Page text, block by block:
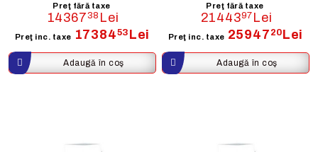
Preţ fără taxe
1436738 Lei
Preţ inc. taxe 1738453 Lei
Preţ fără taxe
2144397 Lei
Preţ inc. taxe 25947 20Lei